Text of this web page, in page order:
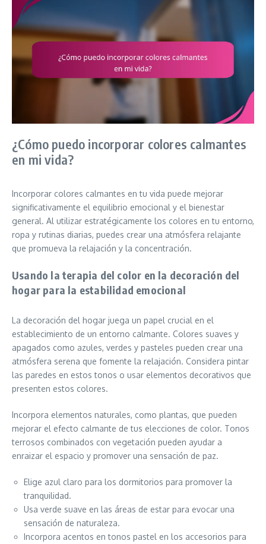
¿Cómo puedo incorporar colores calmantes
en mi vida?
Incorporar colores calmantes en tu vida puede mejorar
significativamente el equilibrio emocional y el bienestar
general. Al utilizar estratégicamente los colores en tu entorno,
ropa y rutinas diarias, puedes crear una atmósfera relajante
que promueva la relajación y la concentración.
Usando la terapia del color en la decoración del
hogar para la estabilidad emocional
La decoración del hogar juega un papel crucial en el
establecimiento de un entorno calmante. Colores suaves y
apagados como azules, verdes y pasteles pueden crear una
atmósfera serena que fomente la relajación. Considera pintar
las paredes en estos tonos o usar elementos decorativos que
presenten estos colores.
Incorpora elementos naturales, como plantas, que pueden
mejorar el efecto calmante de tus elecciones de color. Tonos
terrosos combinados con vegetación pueden ayudar a
enraizar el espacio y promover una sensación de paz.
Elige azul claro para los dormitorios para promover la
tranquilidad.
Usa verde suave en las áreas de estar para evocar una
sensación de naturaleza.
Incorpora acentos en tonos pastel en los accesorios para